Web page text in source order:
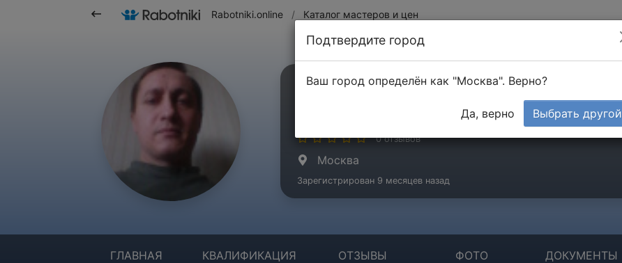
Rabotniki.online / Каталог мастеров и цен
Трубачев Михаил
0 отзывов
Москва
Зарегистрирован 9 месяцев назад
ГЛАВНАЯ КВАЛИФИКАЦИЯ ОТЗЫВЫ ФОТО ДОКУМЕНТЫ
Подтвердите город
Ваш город определён как "Москва". Верно?
Да, верно Выбрать другой